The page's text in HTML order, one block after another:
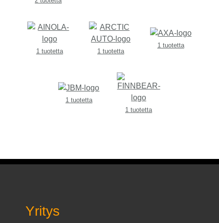
1 tuotetta 1 tuotetta
1 tuotetta
1 tuotetta
1 tuotetta
Yritys